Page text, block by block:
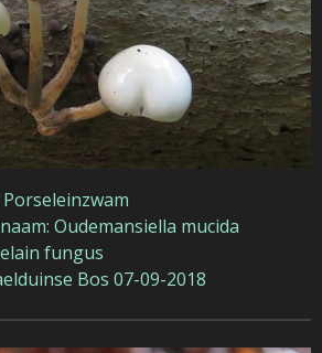
Oudemansiella mucida
fungus
Bos 07-09-2018